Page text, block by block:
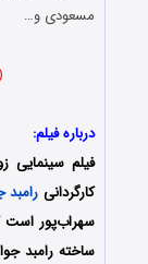
مسعودی و…
درباره فیلم:
فیلم سینمایی
کارگردانی رامبد
ساخته رامبد